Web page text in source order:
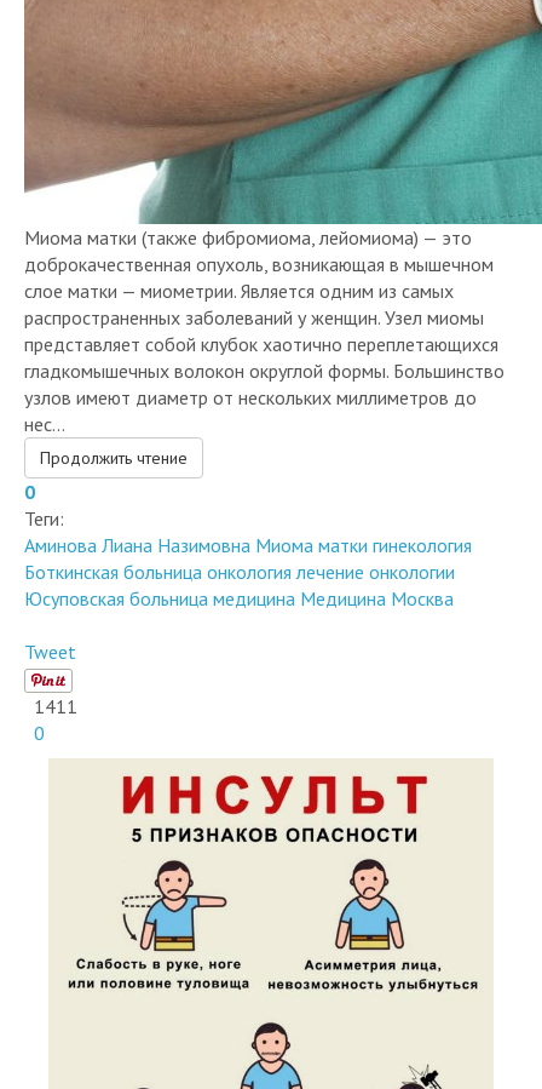
Миома матки (также фибромиома, лейомиома) — это
доброкачественная опухоль, возникающая в мышечном
слое матки — миометрии. Является одним из самых
распространенных заболеваний у женщин. Узел миомы
представляет собой клубок хаотично переплетающихся
гладкомышечных волокон округлой формы. Большинство
узлов имеют диаметр от нескольких миллиметров до
нес...
Продолжить чтение
Теги:
Аминова Лиана Назимовна
Боткинская больница онкология лечение онкологии
Юсуповская больница медицина Медицина Москва
1411
0